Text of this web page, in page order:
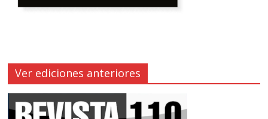
Ver ediciones anteriores